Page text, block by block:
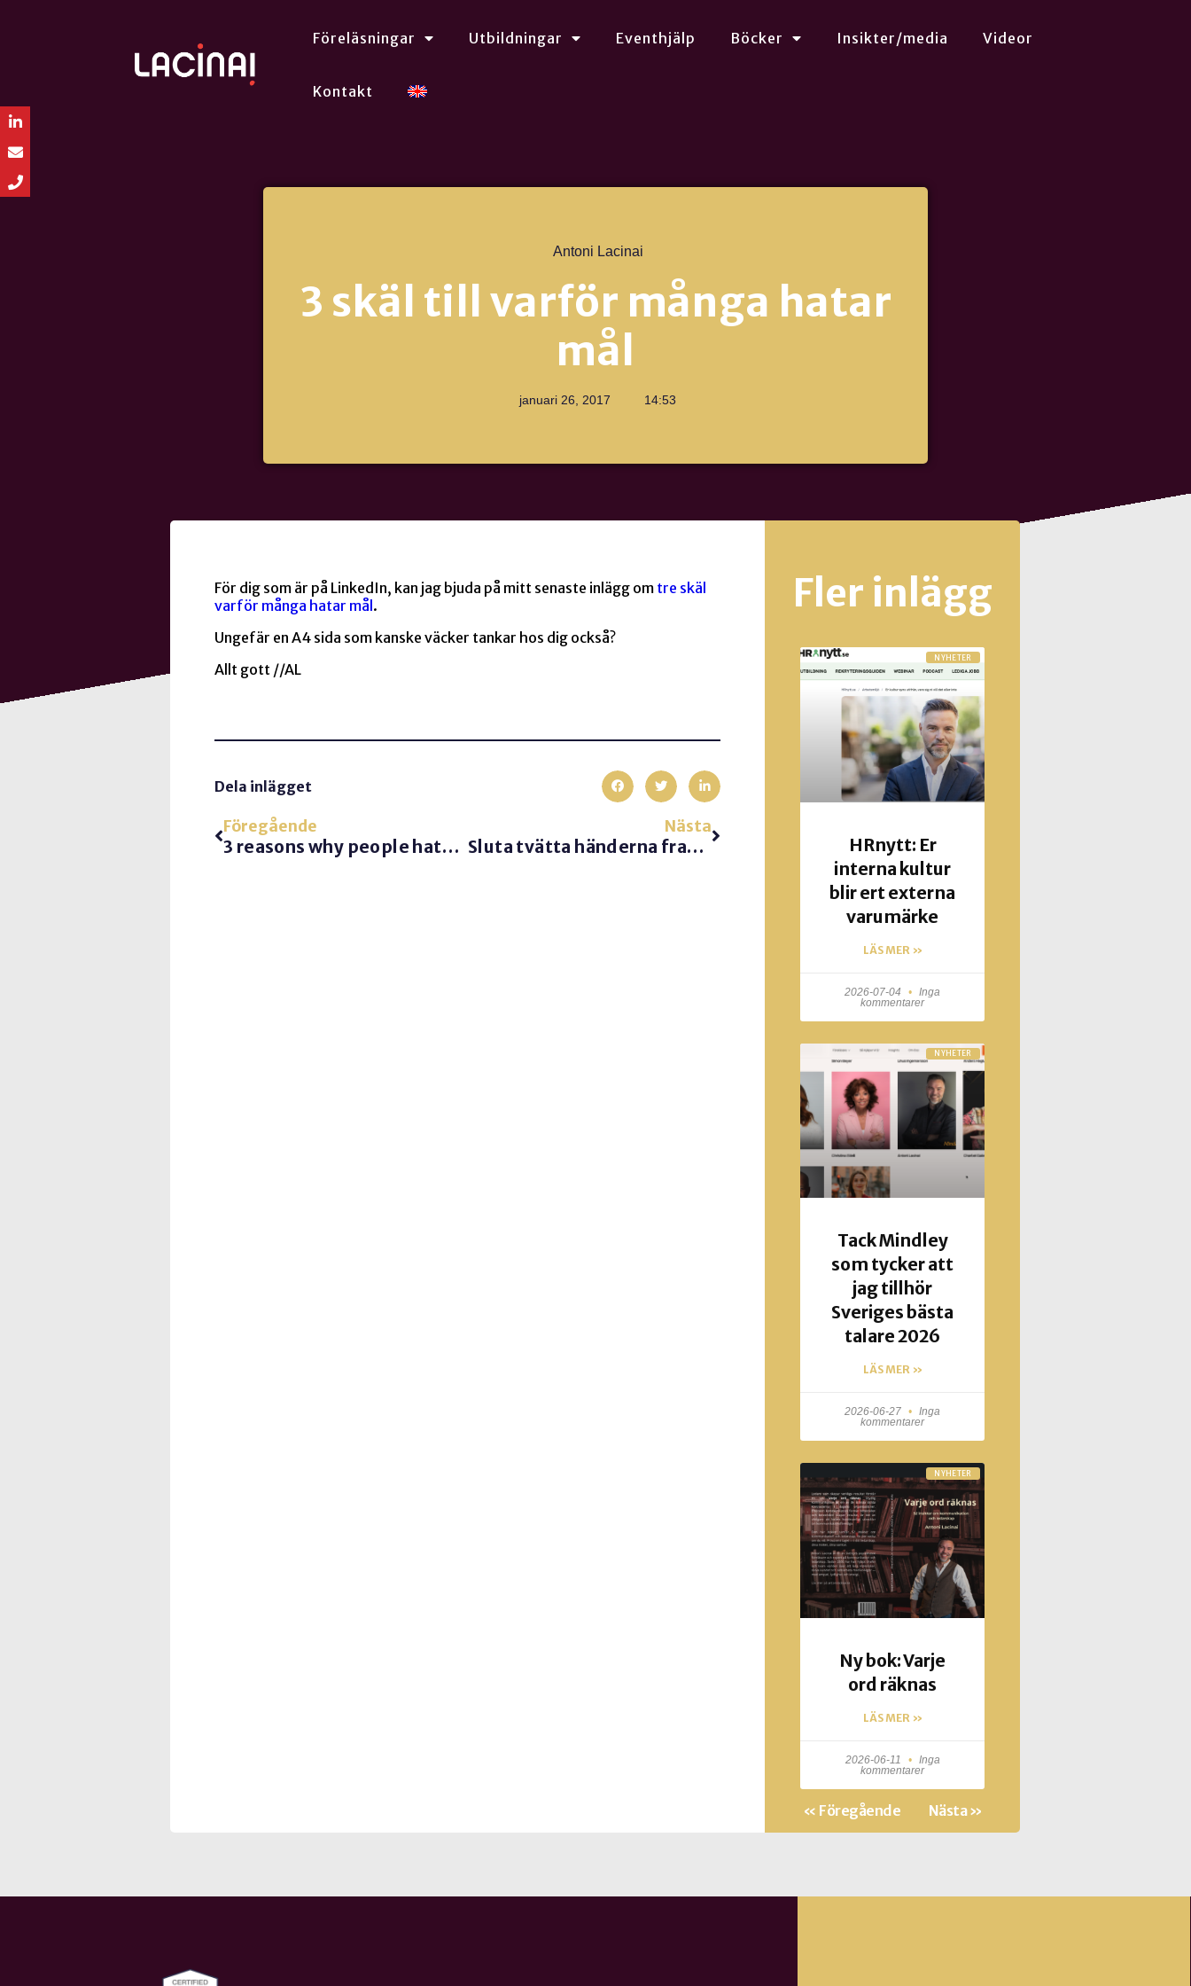
Föreläsningar Utbildningar Eventhjälp Böcker Insikter/media Videor
Kontakt
Antoni Lacinai
3 skäl till varför många hatar
mål
januari 26, 2017 14:53
För dig som är på LinkedIn, kan jag bjuda på mitt senaste inlägg om tre skäl
varför många hatar mål.
Ungefär en A4 sida som kanske väcker tankar hos dig också?
Allt gott //AL
Dela inlägget
Föregående
3 reasons why people hate goals
Nästa
Sluta tvätta händerna framför publiken!
Fler inlägg
NYHETER
HRnytt: Er
interna kultur
blir ert externa
varumärke
LÄS MER »
2026-07-04
Inga
kommentarer
NYHETER
Tack Mindley
som tycker att
jag tillhör
Sveriges bästa
talare 2026
LÄS MER »
2026-06-27
Inga
kommentarer
NYHETER
Ny bok: Varje
ord räknas
LÄS MER »
2026-06-11
Inga
kommentarer
« Föregående Nästa »